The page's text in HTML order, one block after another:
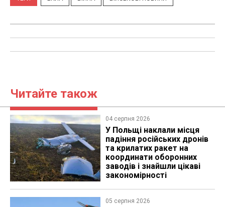
Читайте також
04 серпня 2026
У Польщі наклали місця
падіння російських дронів
та крилатих ракет на
координати оборонних
заводів і знайшли цікаві
закономірності
05 серпня 2026